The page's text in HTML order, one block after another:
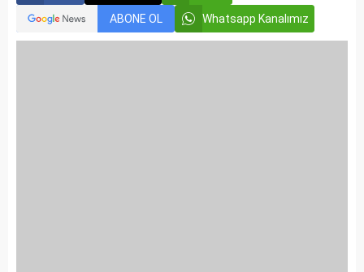
ABONE OL Whatsapp Kanalımız